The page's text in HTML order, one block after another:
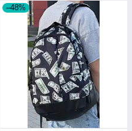
–48%